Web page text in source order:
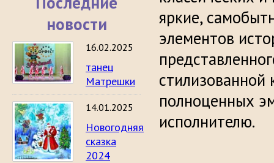
новости
16.02.2025
танец
Матрешки
14.01.2025
Новогодняя
сказка
2024
яркие,
элементов
стилизованной
полноценных
исполнителю.